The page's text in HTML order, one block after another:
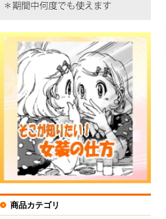
商品カテゴリ